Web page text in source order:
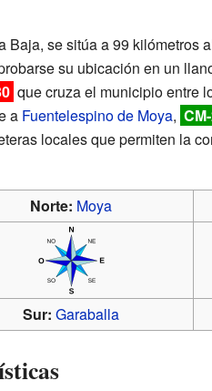
se sitúa a 99 kilómetros
su ubicación en un
que cruza el municipio entre
a Fuentelespino de Moya,
locales que permiten la
Norte: Moya
Sur: Garaballa